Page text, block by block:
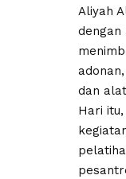
Aliyah
dengan
dan
Hari